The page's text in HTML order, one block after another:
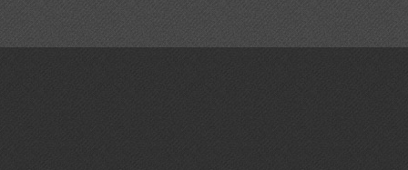
کیک پز